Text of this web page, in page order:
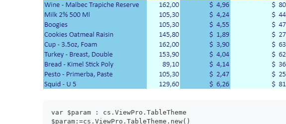
var $param : cs.ViewPro.TableTheme
$param:=cs.ViewPro.TableTheme.new()